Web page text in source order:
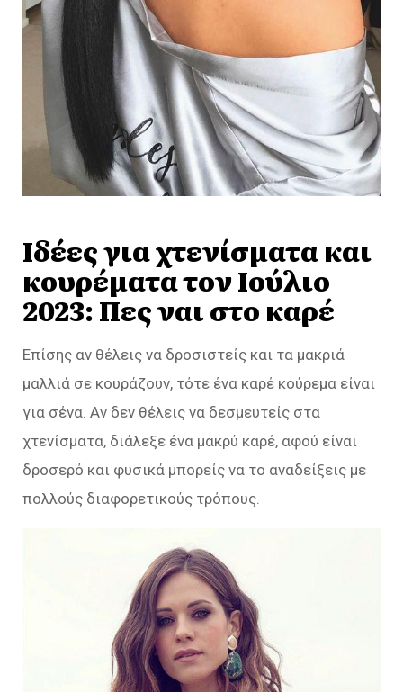
Ιδέες για χτενίσματα και
κουρέματα τον Ιούλιο
2023: Πες ναι στο καρέ
Επίσης αν θέλεις να δροσιστείς και τα μακριά
μαλλιά σε κουράζουν, τότε ένα καρέ κούρεμα είναι
για σένα. Αν δεν θέλεις να δεσμευτείς στα
χτενίσματα, διάλεξε ένα μακρύ καρέ, αφού είναι
δροσερό και φυσικά μπορείς να το αναδείξεις με
πολλούς διαφορετικούς τρόπους.